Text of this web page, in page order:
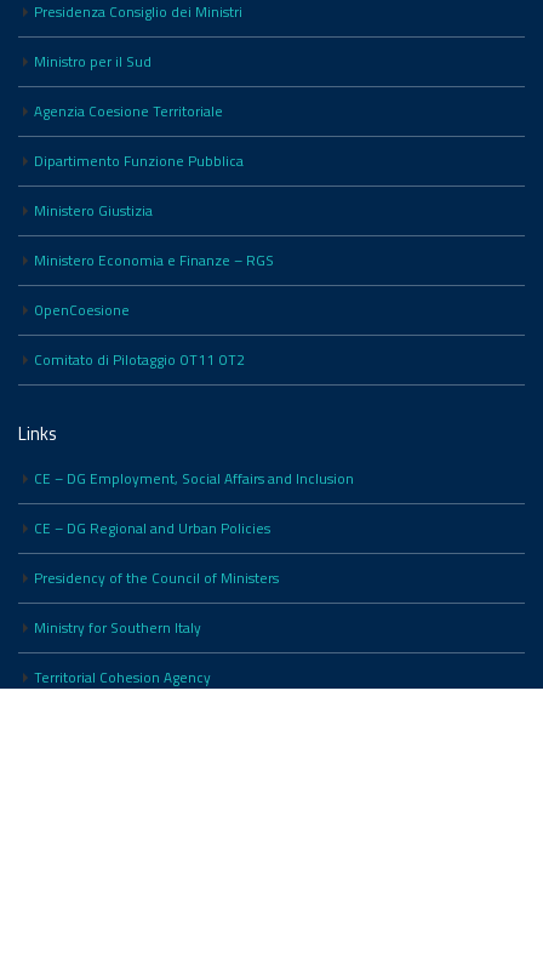
Presidenza Consiglio dei Ministri
Ministro per il Sud
Agenzia Coesione Territoriale
Dipartimento Funzione Pubblica
Ministero Giustizia
Ministero Economia e Finanze – RGS
OpenCoesione
Comitato di Pilotaggio OT11 OT2
Links
CE – DG Employment, Social Affairs and Inclusion
CE – DG Regional and Urban Policies
Presidency of the Council of Ministers
Ministry for Southern Italy
Territorial Cohesion Agency